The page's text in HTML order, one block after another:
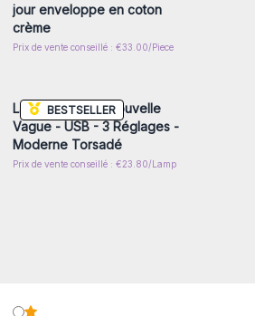
jour enveloppe en coton
crème
Prix de vente conseillé : €33.00/Piece
BESTSELLER
Connectez-vous ou inscrivez-
LampeOndulée Nouvelle
Vague - USB - 3 Réglages -
Moderne Torsadé
Prix de vente conseillé : €23.80/Lamp